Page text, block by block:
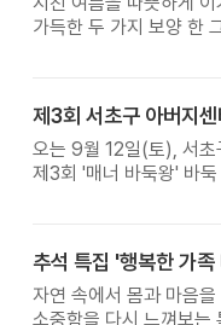
가득한 두 가지 보양 한
오는 9월 12일(토), 서초
제3회 '매너 바둑왕' 바
추석 특집 '행복한 가
자연 속에서 몸과 마음을
소중함을 다시 느껴보는